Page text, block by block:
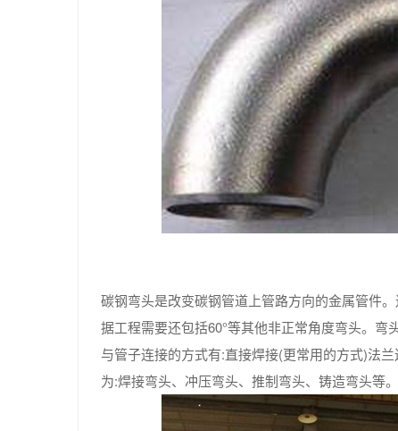
碳钢弯头是改变碳钢管道上管路方向的金属管件
据工程需要还包括60°等其他非正常角度弯头。弯
与管子连接的方式有:直接焊接(更常用的方式)法
为:焊接弯头、冲压弯头、推制弯头、铸造弯头等